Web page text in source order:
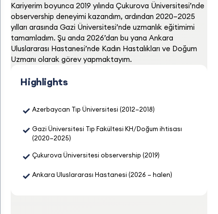
Kariyerim boyunca 2019 yılında Çukurova Üniversitesi’nde
observership deneyimi kazandım, ardından 2020–2025
yılları arasında Gazi Üniversitesi’nde uzmanlık eğitimimi
tamamladım. Şu anda 2026’dan bu yana Ankara
Uluslararası Hastanesi’nde Kadın Hastalıkları ve Doğum
Uzmanı olarak görev yapmaktayım.
Highlights
✓ Azerbaycan Tıp Üniversitesi (2012–2018)
✓ Gazi Üniversitesi Tıp Fakültesi KH/Doğum ihtisası
(2020–2025)
✓ Çukurova Üniversitesi observership (2019)
✓ Ankara Uluslararası Hastanesi (2026 – halen)